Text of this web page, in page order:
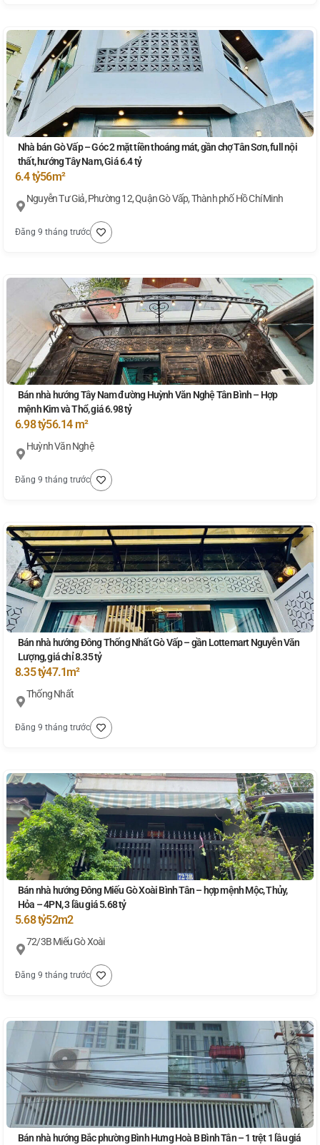
Nhà bán Gò Vấp – Góc 2 mặt tiền thoáng mát, gần chợ Tân Sơn, full nội
thất, hướng Tây Nam, Giá 6.4 tỷ
6.4 tỷ56m²
Nguyễn Tư Giả, Phường 12, Quận Gò Vấp, Thành phố Hồ Chí Minh
Đăng 9 tháng trước
Bán nhà hướng Tây Nam đường Huỳnh Văn Nghệ Tân Bình – Hợp
mệnh Kim và Thổ, giá 6.98 tỷ
6.98 tỷ56.14 m²
Huỳnh Văn Nghệ
Đăng 9 tháng trước
Bán nhà hướng Đông Thống Nhất Gò Vấp – gần Lottemart Nguyễn Văn
Lượng, giá chỉ 8.35 tỷ
8.35 tỷ47.1m²
Thống Nhất
Đăng 9 tháng trước
Bán nhà hướng Đông Miếu Gò Xoài Bình Tân – hợp mệnh Mộc, Thủy,
Hỏa – 4PN, 3 lầu giá 5.68 tỷ
5.68 tỷ52m2
72/3B Miếu Gò Xoài
Đăng 9 tháng trước
Bán nhà hướng Bắc phường Bình Hưng Hoà B Bình Tân – 1 trệt 1 lầu giá